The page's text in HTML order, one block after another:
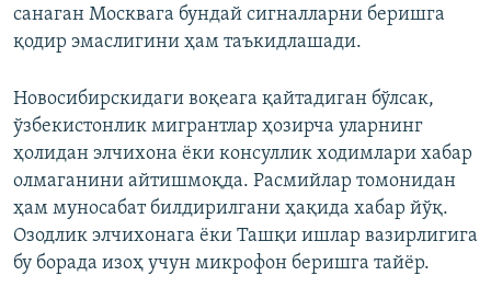
санаган Москвага бундай сигналларни беришга
қодир эмаслигини ҳам таъкидлашади.
Новосибирcкидаги воқеага қайтадиган бўлсак,
ўзбекистонлик мигрантлар ҳозирча уларнинг
ҳолидан элчихона ёки консуллик ходимлари хабар
олмаганини айтишмоқда. Расмийлар томонидан
ҳам муносабат билдирилгани ҳақида хабар йўқ.
Озодлик элчихонага ёки Ташқи ишлар вазирлигига
бу борада изоҳ учун микрофон беришга тайёр.